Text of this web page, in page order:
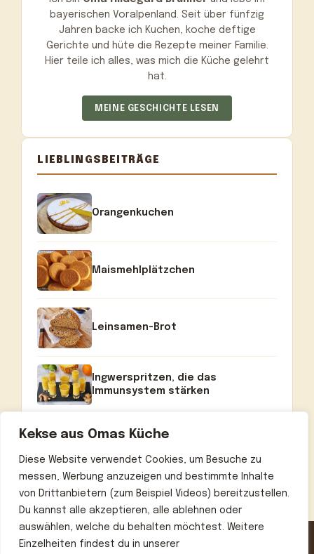
Kekse aus Omas Küche
Diese Website verwendet Cookies, um Besuche zu
messen, Werbung anzuzeigen und bestimmte Inhalte
von Drittanbietern (zum Beispiel Videos) bereitzustellen.
Du kannst alle akzeptieren, alle ablehnen oder
auswählen, welche du behalten möchtest. Weitere
Einzelheiten findest du in unserer
bayerischen Voralpenland. Seit über fünfzig
Jahren backe ich Kuchen, koche deftige
Gerichte und hüte die Rezepte meiner Familie.
Hier teile ich alles, was mich die Küche gelehrt
hat.
MEINE GESCHICHTE LESEN
LIEBLINGSBEITRÄGE
Orangenkuchen
Maismehlplätzchen
Leinsamen-Brot
Ingwerspritzen, die das
Immunsystem stärken